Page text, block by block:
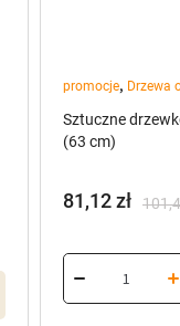
promocje, Drzewa
Sztuczne
(63 cm)
cena
wynosiła:
101,40 zł.
81,12zł
cena
wynosi:
81,12 zł.